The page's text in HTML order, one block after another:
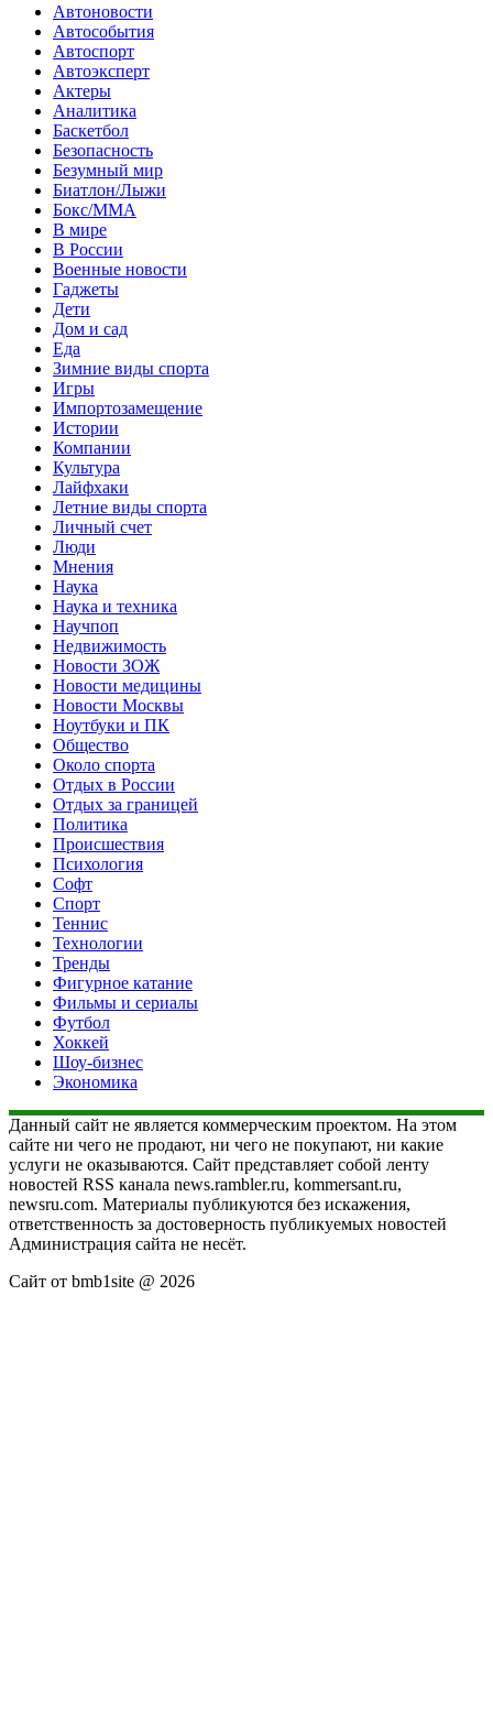
Автоновости
Автособытия
Автоспорт
Автоэксперт
Актеры
Аналитика
Баскетбол
Безопасность
Безумный мир
Биатлон/Лыжи
Бокс/MMA
В мире
В России
Военные новости
Гаджеты
Дети
Дом и сад
Еда
Зимние виды спорта
Игры
Импортозамещение
Истории
Компании
Культура
Лайфхаки
Летние виды спорта
Личный счет
Люди
Мнения
Наука
Наука и техника
Научпоп
Недвижимость
Новости ЗОЖ
Новости медицины
Новости Москвы
Ноутбуки и ПК
Общество
Около спорта
Отдых в России
Отдых за границей
Политика
Происшествия
Психология
Софт
Спорт
Теннис
Технологии
Тренды
Фигурное катание
Фильмы и сериалы
Футбол
Хоккей
Шоу-бизнес
Экономика
Данный сайт не является коммерческим проектом. На этом
сайте ни чего не продают, ни чего не покупают, ни какие
услуги не оказываются. Сайт представляет собой ленту
новостей RSS канала news.rambler.ru, kommersant.ru,
newsru.com. Материалы публикуются без искажения,
ответственность за достоверность публикуемых новостей
Администрация сайта не несёт.
Сайт от bmb1site @ 2026